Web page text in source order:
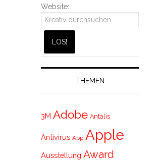
Website:
THEMEN
3M Adobe Antalis
Antivirus App Apple
Ausstellung Award